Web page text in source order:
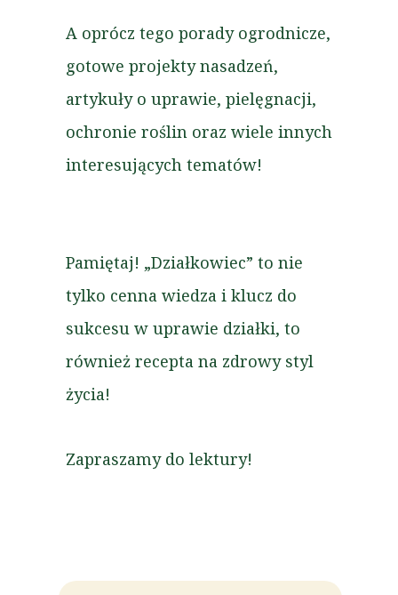
A oprócz tego porady ogrodnicze,
gotowe projekty nasadzeń,
artykuły o uprawie, pielęgnacji,
ochronie roślin oraz wiele innych
interesujących tematów!
Pamiętaj! „Działkowiec” to nie
tylko cenna wiedza i klucz do
sukcesu w uprawie działki, to
również recepta na zdrowy styl
życia!
Zapraszamy do lektury!